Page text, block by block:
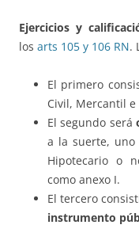
Ejercicios y
los arts 105 y 106 RN.
El primero
Civil, Mercantil
El segundo será
a la suerte,
Hipotecario o
como anexo I.
El tercero
instrumento